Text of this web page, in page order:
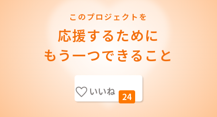
このプロジェクトを
応援するために
もう一つできること
いいね 24